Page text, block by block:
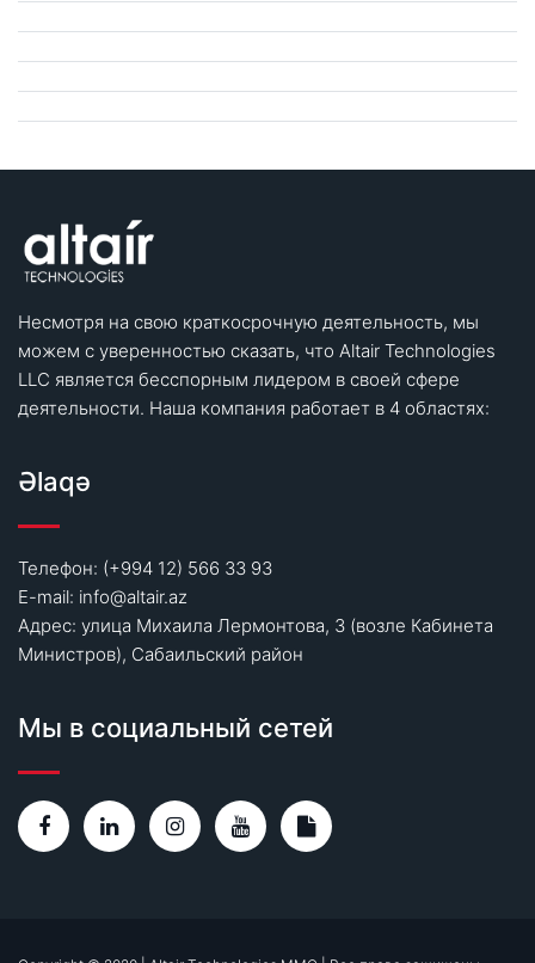
Несмотря на свою краткосрочную деятельность, мы
можем с уверенностью сказать, что Altair Technologies
LLC является бесспорным лидером в своей сфере
деятельности. Наша компания работает в 4 областях:
Əlaqə
Телефон: (+994 12) 566 33 93
E-mail: info@altair.az
Адрес: улица Михаила Лермонтова, 3 (возле Кабинета
Министров), Сабаильский район
Мы в социальный сетей